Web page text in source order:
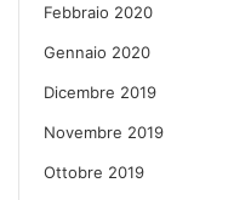
Febbraio 2020
Gennaio 2020
Dicembre 2019
Novembre 2019
Ottobre 2019